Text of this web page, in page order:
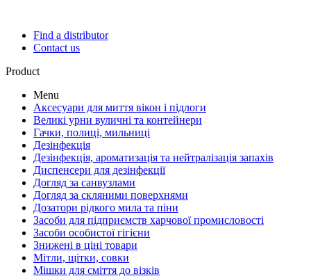
Find a distributor
Contact us
Product
Menu
Аксесуари для миття вікон і підлоги
Великі урни вуличні та контейнери
Гачки, полиці, мильниці
Дезінфекція
Дезінфекція, ароматизація та нейтралізація запахів
Диспенсери для дезінфекції
Догляд за санвузлами
Догляд за скляними поверхнями
Дозатори рідкого мила та піни
Засоби для підприємств харчової промисловості
Засоби особистої гігієни
Знижені в ціні товари
Мітли, щітки, совки
Мішки для сміття до візків